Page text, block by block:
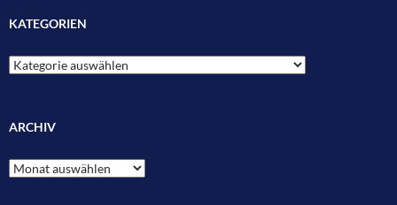
KATEGORIEN
Kategorien
ARCHIV
Archiv